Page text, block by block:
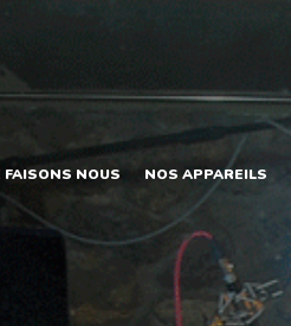
FAISONS NOUS NOS APPAREILS